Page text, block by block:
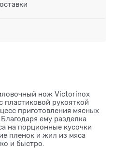
нож Victorinox
пластиковой рукояткой
приготовления мясных
ему разделка
на порционные кусочки
пленок и жил из мяса
и быстро.